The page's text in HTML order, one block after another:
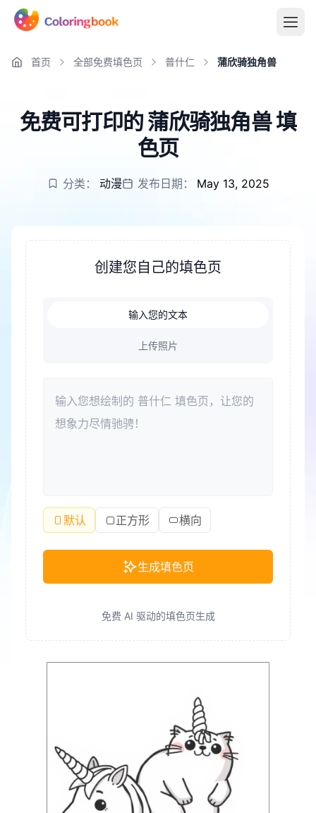
首页 全部免费填色页 普什仁 蒲欣骑独角兽
免费可打印的 蒲欣骑独角兽 填
色页
分类： 动漫 发布日期： May 13, 2025
创建您自己的填色页
输入您的文本
上传照片
默认 正方形 横向
生成填色页
免费 AI 驱动的填色页生成